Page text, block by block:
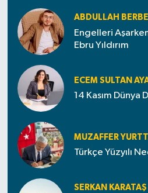
ABDULLAH
Engelleri
Ebru Yıldırım
ECEM SULTAN
14 Kasım Dünya
MUZAFFER
Türkçe Yüzyılı
SERKAN KARATAŞ